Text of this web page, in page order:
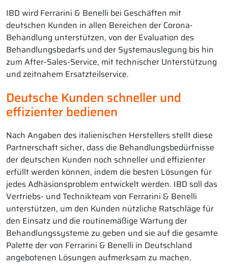
IBD wird Ferrarini & Benelli bei Geschäften mit
deutschen Kunden in allen Bereichen der Corona-
Behandlung unterstützen, von der Evaluation des
Behandlungsbedarfs und der Systemauslegung bis hin
zum After-Sales-Service, mit technischer Unterstützung
und zeitnahem Ersatzteilservice.
Deutsche Kunden schneller und
effizienter bedienen
Nach Angaben des italienischen Herstellers stellt diese
Partnerschaft sicher, dass die Behandlungsbedürfnisse
der deutschen Kunden noch schneller und effizienter
erfüllt werden können, indem die besten Lösungen für
jedes Adhäsionsproblem entwickelt werden. IBD soll das
Vertriebs- und Technikteam von Ferrarini & Benelli
unterstützen, um den Kunden nützliche Ratschläge für
den Einsatz und die routinemäßige Wartung der
Behandlungssysteme zu geben und sie auf die gesamte
Palette der von Ferrarini & Benelli in Deutschland
angebotenen Lösungen aufmerksam zu machen.